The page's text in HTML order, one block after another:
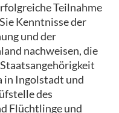
Teilnahme
Kenntnisse der
und der
nachweisen, die
in Ingolstadt und
des
Flüchtlinge und